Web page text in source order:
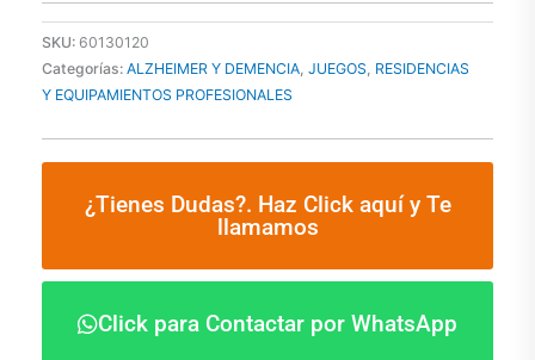
SKU: 60130120
Categorías: ALZHEIMER Y DEMENCIA, JUEGOS, RESIDENCIAS
Y EQUIPAMIENTOS PROFESIONALES
¿Tienes Dudas?. Haz Click aquí y Te
llamamos
Click para Contactar por WhatsApp